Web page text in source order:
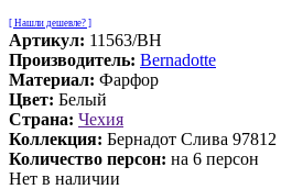
[ Нашли дешевле? ]
Артикул: 11563/BH
Производитель: Bernadotte
Материал: Фарфор
Цвет: Белый
Страна: Чехия
Коллекция: Бернадот Слива 97812
Количество персон: на 6 персон
Нет в наличии